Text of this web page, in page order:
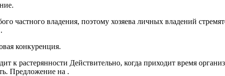
частного владения, поэтому хозяева личных владений
конкуренция.
к растерянности Действительно, когда приходит время
Предложение на .